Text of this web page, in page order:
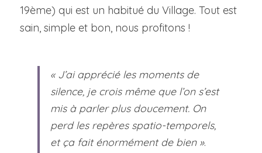
19ème) qui est un habitué du Village. Tout est
sain, simple et bon, nous profitons !
« J’ai apprécié les moments de
silence, je crois même que l’on s’est
mis à parler plus doucement. On
perd les repères spatio-temporels,
et ça fait énormément de bien ».